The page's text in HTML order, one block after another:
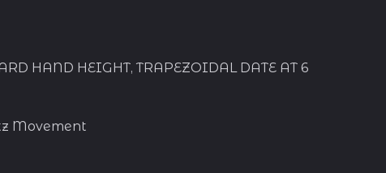
HAND HEIGHT, TRAPEZOIDAL DATE AT 6
Movement